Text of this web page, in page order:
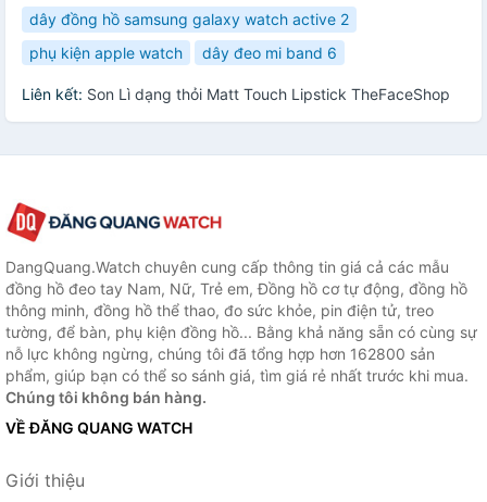
dây đồng hồ samsung galaxy watch active 2
phụ kiện apple watch
dây đeo mi band 6
Liên kết: Son Lì dạng thỏi Matt Touch Lipstick TheFaceShop
DangQuang.Watch chuyên cung cấp thông tin giá cả các mẫu
đồng hồ đeo tay Nam, Nữ, Trẻ em, Đồng hồ cơ tự động, đồng hồ
thông minh, đồng hồ thể thao, đo sức khỏe, pin điện tử, treo
tường, để bàn, phụ kiện đồng hồ... Bằng khả năng sẵn có cùng sự
nỗ lực không ngừng, chúng tôi đã tổng hợp hơn 162800 sản
phẩm, giúp bạn có thể so sánh giá, tìm giá rẻ nhất trước khi mua.
Chúng tôi không bán hàng.
VỀ ĐĂNG QUANG WATCH
Giới thiệu